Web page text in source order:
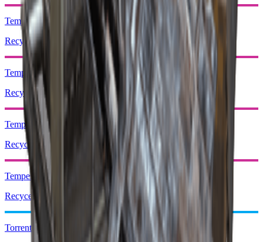
Tempest I
Recyceln: x2
Tempest II
Recyceln: x3
Tempest III
Recyceln: x4
Tempest IV
Recyceln: x4
Torrente I